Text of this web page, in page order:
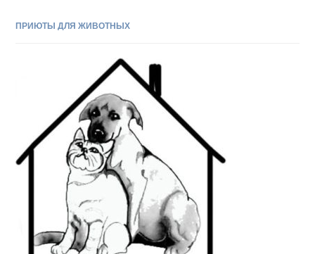
ПРИЮТЫ ДЛЯ ЖИВОТНЫХ